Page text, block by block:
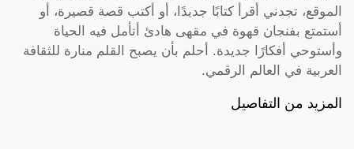
الموقع، تجدني أقرأ كتابًا جديدًا، أو أكتب قصة قصيرة، أو
أستمتع بفنجان قهوة في مقهى هادئ أتأمل فيه الحياة
وأستوحي أفكارًا جديدة. أحلم بأن يصبح القلم منارة للثقافة
العربية في العالم الرقمي.
المزيد من التفاصيل